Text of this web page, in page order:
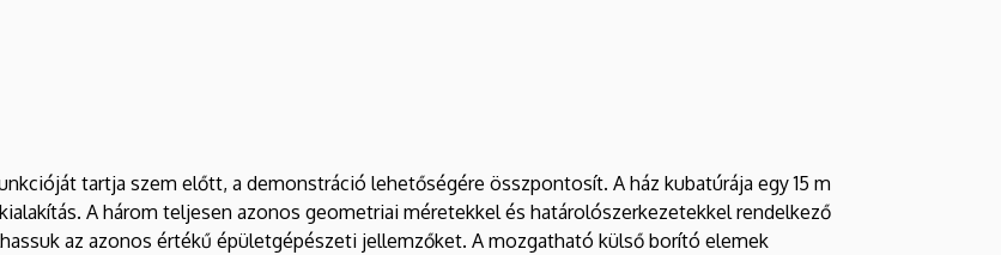
tartja szem előtt, a demonstráció lehetőségére összpontosít. A ház kubatúrája egy 15 m
A három teljesen azonos geometriai méretekkel és határolószerkezetekkel rendelkező
az azonos értékű épületgépészeti jellemzőket. A mozgatható külső borító elemek